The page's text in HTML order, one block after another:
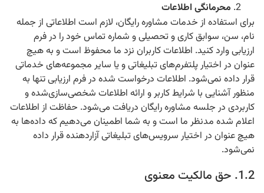
محرمانگی اطلاعات
برای استفاده از خدمات مشاوره رایگان، لازم است اطلاعاتی از جمله
نام، سن، سوابق کاری و تحصیلی و شماره تماس خود را در فرم
ارزیابی وارد کنید. اطلاعات کاربران نزد ما محفوظ است و به هیچ
عنوان در اختیار پلتفرم‌های تبلیغاتی و یا سایر مجموعه‌های خدماتی
قرار داده نمی‌شود. اطلاعات درخواست شده در فرم ارزیابی تنها به
منظور آشنایی با شرایط کاربر و ارائه اطلاعات شخصی‌سازی‌شده و
کاربردی در جلسه مشاوره رایگان دریافت می‌شود. حفاظت از اطلاعات
اعلام شده مدنظر ما است و به شما اطمینان می‌دهیم که داده‌ها به
هیچ عنوان در اختیار سرویس‌های تبلیغاتی آزاردهنده قرار داده
نمی‌شود.
1.2. حق مالکیت معنوی